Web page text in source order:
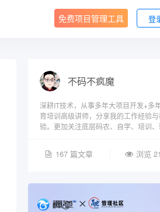
免费项目管理工具 登
不码不疯魔
深耕IT技术，从事多年大项目开发+多
育培训高级讲师，分享我的工作经验
验。更加关注底层码农、自学、培训、
167 篇文章 浏览